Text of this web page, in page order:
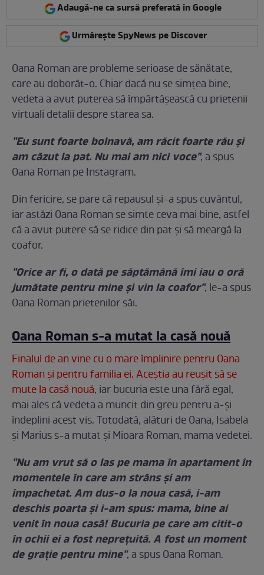
Adaugă-ne ca sursă preferată în Google
Urmărește SpyNews pe Discover
Oana Roman are probleme serioase de sănătate,
care au doborât-o. Chiar dacă nu se simţea bine,
vedeta a avut puterea să împărtăşească cu prietenii
virtuali detalii despre starea sa.
"Eu sunt foarte bolnavă, am răcit foarte rău şi
am căzut la pat. Nu mai am nici voce", a spus
Oana Roman pe Instagram.
Din fericire, se pare că repausul şi-a spus cuvântul,
iar astăzi Oana Roman se simte ceva mai bine, astfel
că a avut putere să se ridice din pat şi să meargă la
coafor.
"Orice ar fi, o dată pe săptămână îmi iau o oră
jumătate pentru mine şi vin la coafor", le-a spus
Oana Roman prietenilor săi.
Oana Roman s-a mutat la casă nouă
Finalul de an vine cu o mare împlinire pentru Oana
Roman şi pentru familia ei. Aceştia au reuşit să se
mute la casă nouă, iar bucuria este una fără egal,
mai ales că vedeta a muncit din greu pentru a-şi
îndeplini acest vis. Totodată, alături de Oana, Isabela
şi Marius s-a mutat şi Mioara Roman, mama vedetei.
"Nu am vrut să o las pe mama în apartament în
momentele în care am strâns și am
împachetat. Am dus-o la noua casă, i-am
deschis poarta și i-am spus: mama, bine ai
venit în noua casă! Bucuria pe care am citit-o
în ochii ei a fost neprețuită. A fost un moment
de grație pentru mine", a spus Oana Roman.